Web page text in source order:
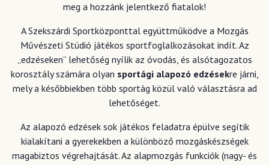
meg a hozzánk jelentkező fiatalok!
A Szekszárdi Sportközponttal együttműködve a Mozgás
Művészeti Stúdió játékos sportfoglalkozásokat indít. Az
„edzéseken” lehetőség nyílik az óvodás, és alsótagozatos
korosztály számára olyan sportági alapozó edzésekre járni,
mely a későbbiekben több sportág közül való választásra ad
lehetőséget.
Az alapozó edzések sok játékos feladatra épülve segítik
kialakítani a gyerekekben a különböző mozgáskészségek
magabiztos végrehajtását. Az alapmozgás funkciók (nagy- és